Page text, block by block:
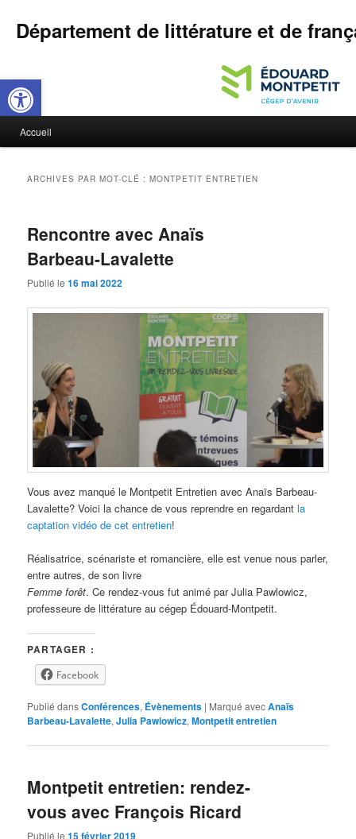
Ouvrir la barre d’outils
Département de littérature et de
Aller
principal
Aller
secondaire
Accueil
ARCHIVES PAR MOT-CLÉ :MONTPETIT ENTRETIEN
Rencontre avec Anaïs
Barbeau-Lavalette
Publié le16 mai 2022
Vous avez manqué le Montpetit Entretien avec Anaïs Barbeau-
Lavalette? Voici la chance de vous reprendre en regardantla
captation vidéo de cet entretien!
Réalisatrice, scénariste et romancière, elle est venue nous parler,
entre autres, de son livre
Femme forêt. Ce rendez-vous fut animé par Julia Pawlowicz,
professeure de littérature au cégep Édouard-Montpetit.
PARTAGER :
Facebook
Publié dansConférences, Évènements | Marqué avecAnaïs
Barbeau-Lavalette,Julia Pawlowicz,Montpetit entretien
Montpetit entretien: rendez-
vous avec François Ricard
Publié le15 février 2019